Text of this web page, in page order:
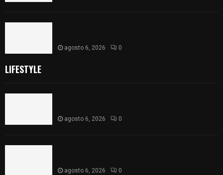
agosto 6, 2026 0
LIFESTYLE
agosto 6, 2026 0
agosto 6, 2026 0